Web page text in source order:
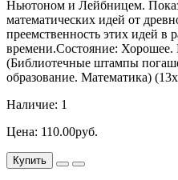
Ньютоном и Лейбницем.
математических идей от
преемственность этих идей в
времени.Состояние: Хорошее.
(Библиотечные штампы
образование. Математика)
Наличие: 1
Цена: 110.00руб.
Купить